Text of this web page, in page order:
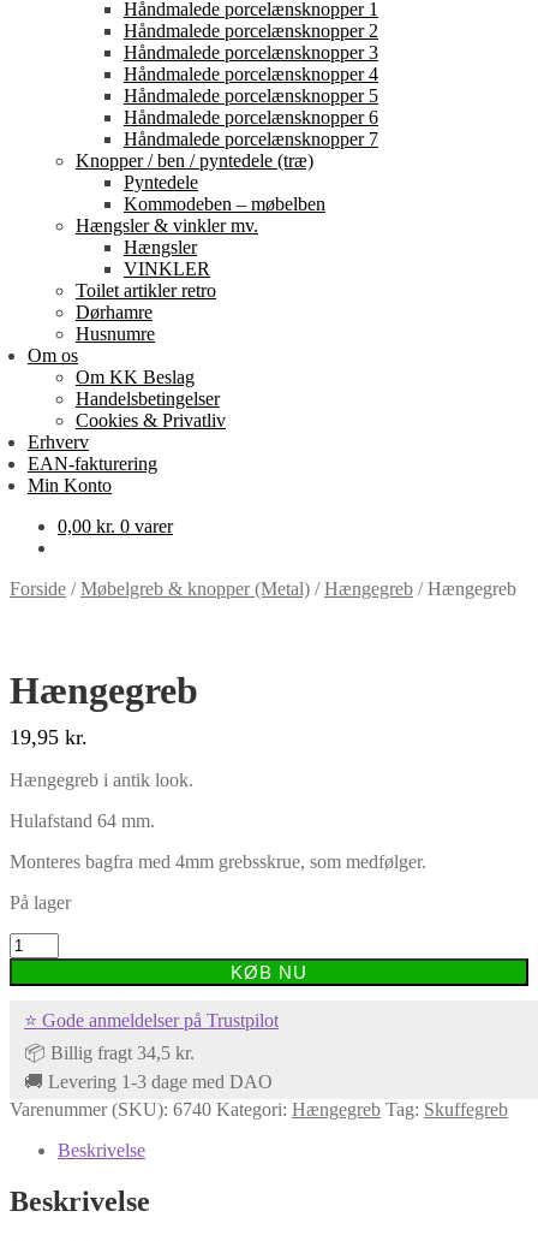
Håndmalede porcelænsknopper 1
Håndmalede porcelænsknopper 2
Håndmalede porcelænsknopper 3
Håndmalede porcelænsknopper 4
Håndmalede porcelænsknopper 5
Håndmalede porcelænsknopper 6
Håndmalede porcelænsknopper 7
Knopper / ben / pyntedele (træ)
Pyntedele
Kommodeben – møbelben
Hængsler & vinkler mv.
Hængsler
VINKLER
Toilet artikler retro
Dørhamre
Husnumre
Om os
Om KK Beslag
Handelsbetingelser
Cookies & Privatliv
Erhverv
EAN-fakturering
Min Konto
0,00 kr. 0 varer
Forside /Møbelgreb & knopper (Metal) /Hængegreb /Hængegreb
Hængegreb
19,95 kr.
Hængegreb i antik look.
Hulafstand 64 mm.
Monteres bagfra med 4mm grebsskrue, som medfølger.
På lager
Hængegreb
antal
KØB NU
⭐ Gode anmeldelser på Trustpilot
📦 Billig fragt 34,5 kr.
🚚 Levering 1-3 dage med DAO
Varenummer (SKU): 6740 Kategori: Hængegreb Tag: Skuffegreb
Beskrivelse
Beskrivelse